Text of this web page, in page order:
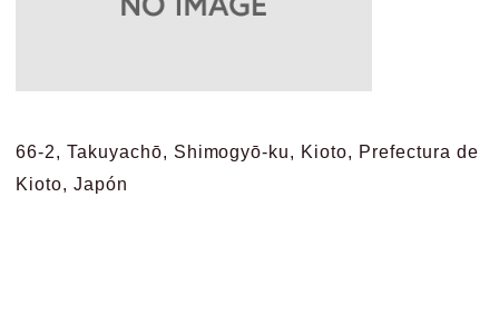
66-2, Takuyachō, Shimogyō-ku, Kioto, Prefectura de
Kioto, Japón